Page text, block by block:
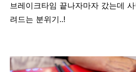
브레이크타임 끝나자마자 갔는데
려드는 분위기..!